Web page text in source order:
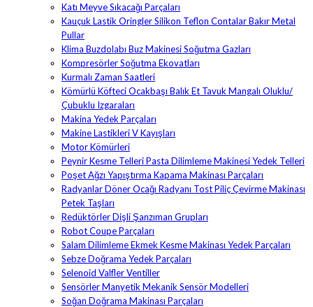
Katı Meyve Sıkacağı Parçaları
Kauçuk Lastik Oringler Silikon Teflon Contalar Bakır Metal
Pullar
Klima Buzdolabı Buz Makinesi Soğutma Gazları
Kompresörler Soğutma Ekovatları
Kurmalı Zaman Saatleri
Kömürlü Köfteci Ocakbaşı Balık Et Tavuk Mangalı Oluklu/
Çubuklu Izgaraları
Makina Yedek Parçaları
Makine Lastikleri V Kayışları
Motor Kömürleri
Peynir Kesme Telleri Pasta Dilimleme Makinesi Yedek Telleri
Poşet Ağzı Yapıştırma Kapama Makinası Parçaları
Radyanlar Döner Ocağı Radyanı Tost Piliç Çevirme Makinası
Petek Taşları
Redüktörler Dişli Şanzıman Grupları
Robot Coupe Parçaları
Salam Dilimleme Ekmek Kesme Makinası Yedek Parçaları
Sebze Doğrama Yedek Parçaları
Selenoid Valfler Ventiller
Sensörler Manyetik Mekanik Sensör Modelleri
Soğan Doğrama Makinası Parçaları